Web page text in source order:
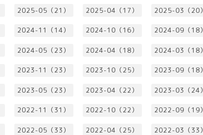
2025-05（21） 2025-04（17） 2025-03（20）
2024-11（14） 2024-10（16） 2024-09（18）
2024-05（23） 2024-04（18） 2024-03（18）
2023-11（23） 2023-10（25） 2023-09（18）
2023-05（23） 2023-04（22） 2023-03（24）
2022-11（31） 2022-10（22） 2022-09（19）
2022-05（33） 2022-04（25） 2022-03（33）